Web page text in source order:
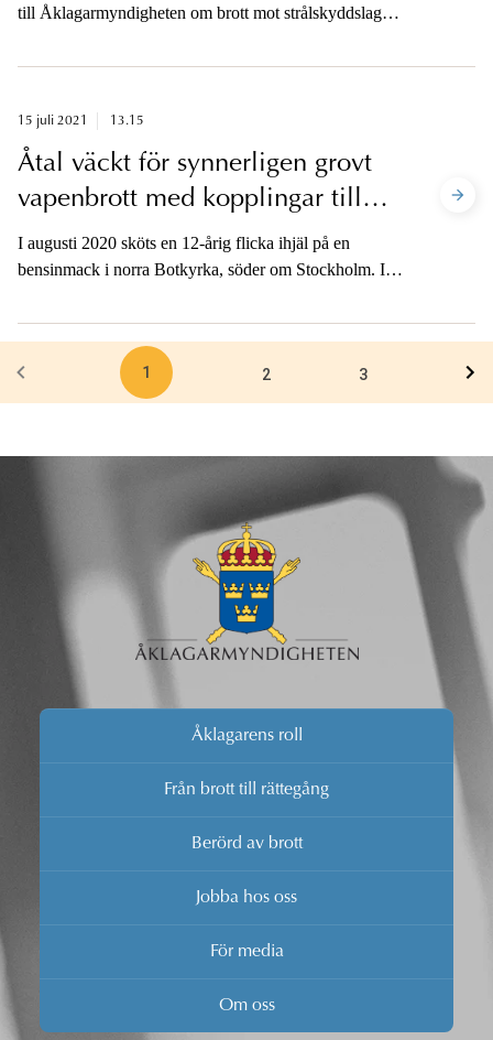
till Åklagarmyndigheten om brott mot strålskyddslagen.
strålskyddslagen samt framkallande av fara för annan
böter eller fängelse upp till två år.
15 juli 2021 13.15
Åtal väckt för synnerligen grovt
vapenbrott med kopplingar till
mord i Botkyrka
I augusti 2020 sköts en 12-årig flicka ihjäl på en
bensinmack i norra Botkyrka, söder om Stockholm. I
synnerligen grovt vapenbrott.
1 2 3
Åklagarens roll
Från brott till rättegång
Berörd av brott
Jobba hos oss
För media
Om oss